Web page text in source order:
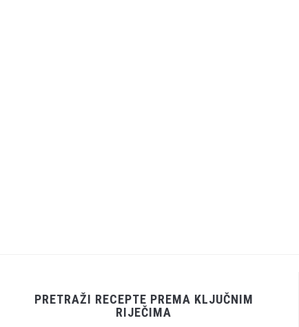
PRETRAŽI RECEPTE PREMA KLJUČNIM
RIJEČIMA